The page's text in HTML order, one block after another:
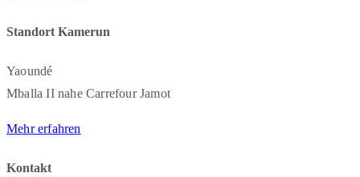
Standort Kamerun
Yaoundé
Mballa II nahe Carrefour Jamot
Mehr erfahren
Kontakt